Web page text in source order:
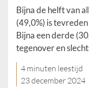
Bijna de helft van
(49,0%) is
Bijna een derde
tegenover en
4 minuten leestijd
23 december 2024